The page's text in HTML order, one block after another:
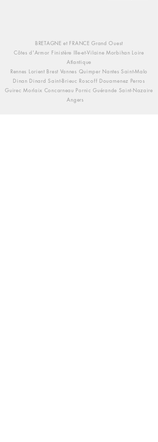
BRETAGNE et FRANCE Grand Ouest
Côtes d'Armor Finistère Ille-et-Vilaine Morbihan Loire
Atlantique
Rennes Lorient Brest Vannes Quimper Nantes Saint-Malo
Dinan Dinard Saint-Brieuc Roscoff Douarnenez Perros
Guirec Morlaix Concarneau Pornic Guérande Saint-Nazaire
Angers